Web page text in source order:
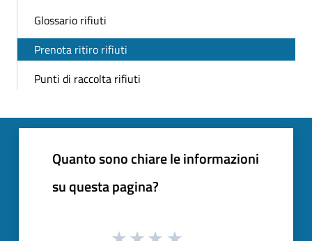
Glossario rifiuti
Prenota ritiro rifiuti
Punti di raccolta rifiuti
Quanto sono chiare le informazioni
su questa pagina?